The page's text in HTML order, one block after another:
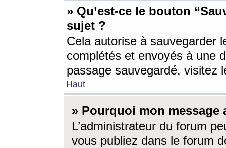
» Qu’est-ce le bouton
sujet ?
Cela autorise à sauvegarder
complétés et envoyés à une
passage sauvegardé, visitez
Haut
» Pourquoi mon message
L’administrateur du forum
vous publiez dans le forum